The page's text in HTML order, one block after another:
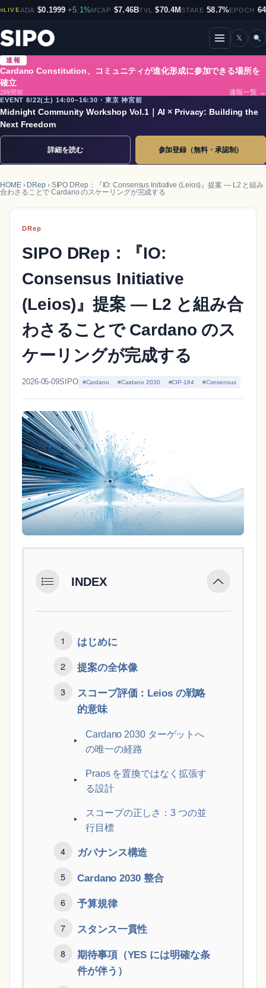
LIVEADA $0.1999 +5.1%MCAP $7.46BTVL $70.4MSTAKE 58.7%EPOCH
メニューを開閉
𝕏
速報
Cardano Constitution、コミュニティが進化形成に参加できる場所を
確立
2時間前
速報一覧 →
EVENT 8/22(土) 14:00–16:30・東京 神宮前
Midnight Community Workshop Vol.1｜AI × Privacy: Building the
Next Freedom
詳細を読む 参加登録（無料・承認制）
HOME› DRep› SIPO DRep：『IO: Consensus Initiative (Leios)』提案 ― L2 と組み
合わさることで Cardano のスケーリングが完成する
DRep
SIPO DRep：『IO:
Consensus Initiative
(Leios)』提案 ― L2 と組み合
わさることで Cardano のス
ケーリングが完成する
2026-05-09SIPO #Cardano #Cardano 2030 #CIP-164 #Consensus
INDEX
はじめに
提案の全体像
スコープ評価：Leios の戦略
的意味
Cardano 2030 ターゲットへ
の唯一の経路
Praos を置換ではなく拡張す
る設計
スコープの正しさ：3 つの並
行目標
ガバナンス構造
Cardano 2030 整合
予算規律
スタンス一貫性
期待事項（YES には明確な条
件が伴う）